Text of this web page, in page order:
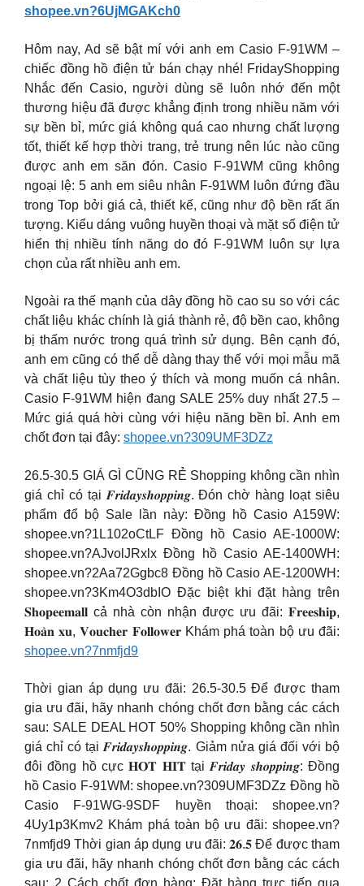
shopee.vn?6UjMGAKch0
Hôm nay, Ad sẽ bật mí với anh em Casio F-91WM –
chiếc đồng hồ điện tử bán chạy nhé! FridayShopping
Nhắc đến Casio, người dùng sẽ luôn nhớ đến một
thương hiệu đã được khẳng định trong nhiều năm với
sự bền bỉ, mức giá không quá cao nhưng chất lượng
tốt, thiết kế hợp thời trang, trẻ trung nên lúc nào cũng
được anh em săn đón. Casio F-91WM cũng không
ngoại lệ: 5 anh em siêu nhân F-91WM luôn đứng đầu
trong Top bởi giá cả, thiết kế, cũng như độ bền rất ấn
tượng. Kiểu dáng vuông huyền thoại và mặt số điện tử
hiển thị nhiều tính năng do đó F-91WM luôn sự lựa
chọn của rất nhiều anh em.
Ngoài ra thế mạnh của dây đồng hồ cao su so với các
chất liệu khác chính là giá thành rẻ, độ bền cao, không
bị thấm nước trong quá trình sử dụng. Bên cạnh đó,
anh em cũng có thể dễ dàng thay thế với mọi mẫu mã
và chất liệu tùy theo ý thích và mong muốn cá nhân.
Casio F-91WM hiện đang SALE 25% duy nhất 27.5 –
Mức giá quá hời cùng với hiệu năng bền bỉ. Anh em
chốt đơn tại đây: shopee.vn?309UMF3DZz
26.5-30.5 GIÁ GÌ CŨNG RẺ Shopping không cần nhìn
giá chỉ có tại 𝑭𝒓𝒊𝒅𝒂𝒚𝒔𝒉𝒐𝒑𝒑𝒊𝒏𝒈. Đón chờ hàng loạt siêu
phẩm đổ bộ Sale lần này: Đồng hồ Casio A159W:
shopee.vn?1L102oCtLF Đồng hồ Casio AE-1000W:
shopee.vn?AJvolJRxlx Đồng hồ Casio AE-1400WH:
shopee.vn?2Aa72Ggbc8 Đồng hồ Casio AE-1200WH:
shopee.vn?3Km4O3dbIO Đặc biệt khi đặt hàng trên
𝐒𝐡𝐨𝐩𝐞𝐞𝐦𝐚𝐥𝐥 cả nhà còn nhận được ưu đãi: 𝐅𝐫𝐞𝐞𝐬𝐡𝐢𝐩,
𝐇𝐨𝐚̀𝐧 𝐱𝐮, 𝐕𝐨𝐮𝐜𝐡𝐞𝐫 𝐅𝐨𝐥𝐥𝐨𝐰𝐞𝐫 Khám phá toàn bộ ưu đãi:
shopee.vn?7nmfjd9
Thời gian áp dụng ưu đãi: 26.5-30.5 Để được tham
gia ưu đãi, hãy nhanh chóng chốt đơn bằng các cách
sau: SALE DEAL HOT 50% Shopping không cần nhìn
giá chỉ có tại 𝑭𝒓𝒊𝒅𝒂𝒚𝒔𝒉𝒐𝒑𝒑𝒊𝒏𝒈. Giảm nửa giá đối với bộ
đôi đồng hồ cực 𝐇𝐎𝐓 𝐇𝐈𝐓 tại 𝑭𝒓𝒊𝒅𝒂𝒚 𝒔𝒉𝒐𝒑𝒑𝒊𝒏𝒈: Đồng
hồ Casio F-91WM: shopee.vn?309UMF3DZz Đồng hồ
Casio F-91WG-9SDF huyền thoại: shopee.vn?
4Uy1p3Kmv2 Khám phá toàn bộ ưu đãi: shopee.vn?
7nmfjd9 Thời gian áp dụng ưu đãi: 𝟐𝟔.𝟓 Để được tham
gia ưu đãi, hãy nhanh chóng chốt đơn bằng các cách